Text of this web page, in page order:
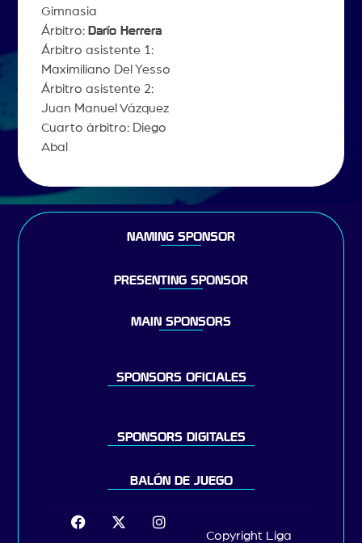
Gimnasia
Árbitro: Darío Herrera
Árbitro asistente 1:
Maximiliano Del Yesso
Árbitro asistente 2:
Juan Manuel Vázquez
Cuarto árbitro: Diego
Abal
NAMING SPONSOR
PRESENTING SPONSOR
MAIN SPONSORS
SPONSORS OFICIALES
SPONSORS DIGITALES
BALÓN DE JUEGO
Copyright Liga